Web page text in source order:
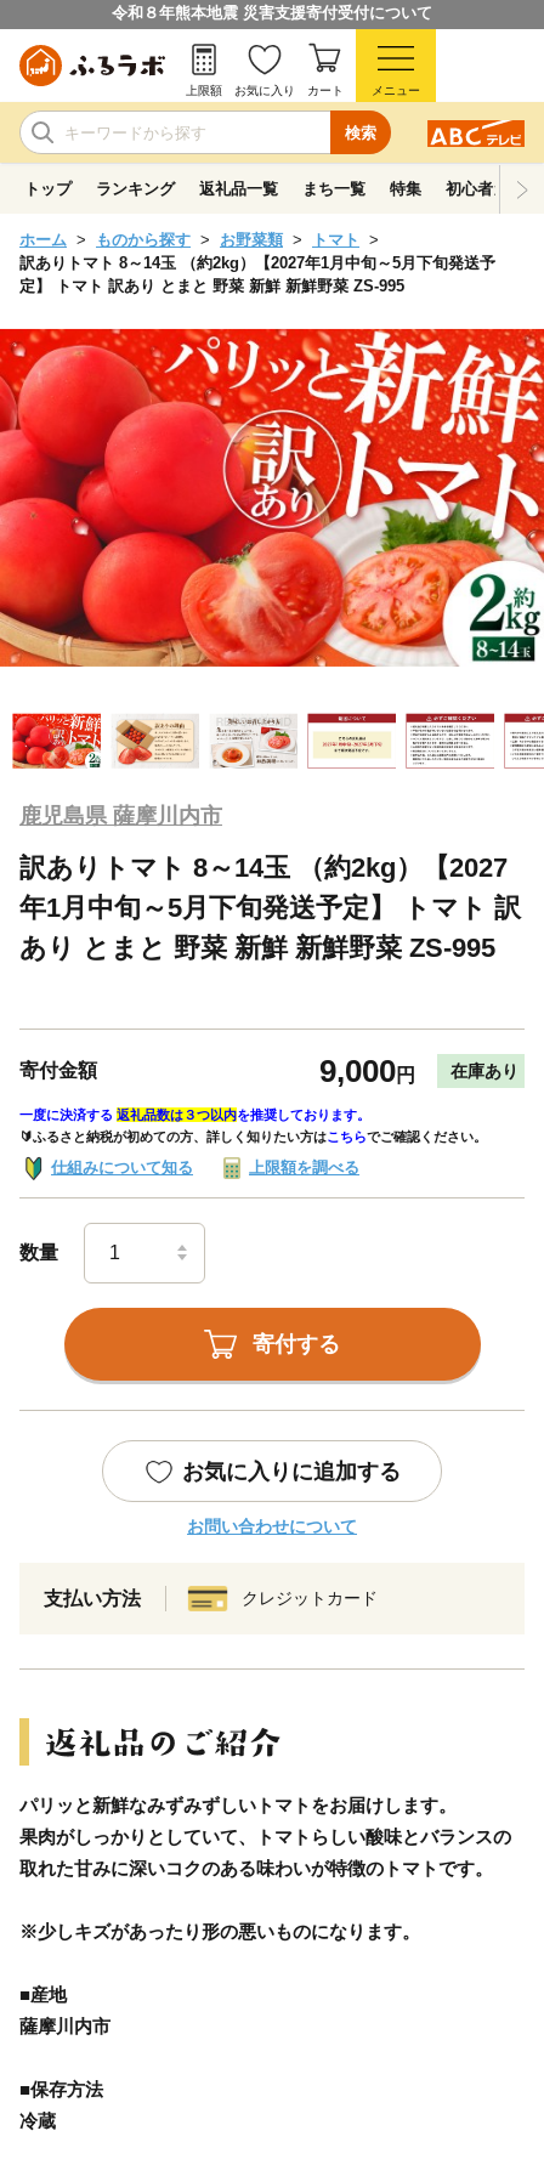
令和８年熊本地震 災害支援寄付受付について
検索
上限額 お気に入り カート メニュー
トップ ランキング 返礼品一覧 まち一覧 特集 初心者ガイド
ホーム ものから探す お野菜類
トマト
訳ありトマト 8～14玉 （約2kg）【2027年1月中旬～5月下旬発送予
定】 トマト 訳あり とまと 野菜 新鮮 新鮮野菜 ZS-995
鹿児島県 薩摩川内市
訳ありトマト 8～14玉 （約2kg）【2027
年1月中旬～5月下旬発送予定】 トマト 訳
あり とまと 野菜 新鮮 新鮮野菜 ZS-995
寄付金額 9,000円 在庫あり
一度に決済する 返礼品数は３つ以内を推奨しております。
🔰ふるさと納税が初めての方、詳しく知りたい方はこちらでご確認ください。
仕組みについて知る 上限額を調べる
数量
寄付する
お気に入りに追加する
お問い合わせについて
支払い方法 クレジットカード
パリッと新鮮なみずみずしいトマトをお届けします。
果肉がしっかりとしていて、トマトらしい酸味とバランスの
取れた甘みに深いコクのある味わいが特徴のトマトです。
※少しキズがあったり形の悪いものになります。
■産地
薩摩川内市
■保存方法
冷蔵